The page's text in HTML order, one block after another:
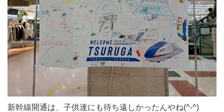
新幹線開通は、子供達にも待ち遠しかったんやね(^-^)